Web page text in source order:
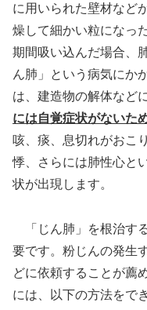
に用いられた壁材など
燥して細かい粒になっ
期間吸い込んだ場合、
ん肺」という病気にか
は、建造物の解体など
には自覚症状がないた
咳、痰、息切れがおこ
悸、さらには肺性心と
状が出現します。
「じん肺」を根治す
要です。粉じんの発生
どに依頼することが薦
には、以下の方法をで